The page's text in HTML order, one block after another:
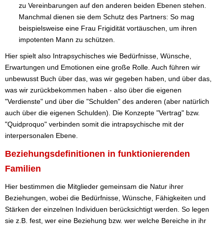
zu Vereinbarungen auf den anderen beiden Ebenen stehen.
Manchmal dienen sie dem Schutz des Partners: So mag
beispielsweise eine Frau Frigidität vortäuschen, um ihren
impotenten Mann zu schützen.
Hier spielt also Intrapsychisches wie Bedürfnisse, Wünsche,
Erwartungen und Emotionen eine große Rolle. Auch führen wir
unbewusst Buch über das, was wir gegeben haben, und über das,
was wir zurückbekommen haben - also über die eigenen
"Verdienste" und über die "Schulden" des anderen (aber natürlich
auch über die eigenen Schulden). Die Konzepte "Vertrag" bzw.
"Quidproquo" verbinden somit die intrapsychische mit der
interpersonalen Ebene.
Beziehungsdefinitionen in funktionierenden
Familien
Hier bestimmen die Mitglieder gemeinsam die Natur ihrer
Beziehungen, wobei die Bedürfnisse, Wünsche, Fähigkeiten und
Stärken der einzelnen Individuen berücksichtigt werden. So legen
sie z.B. fest, wer eine Beziehung bzw. wer welche Bereiche in ihr